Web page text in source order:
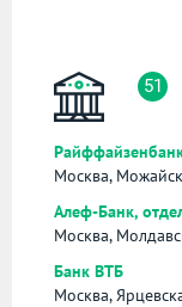
51
Москва,
Алеф-Банк,
Москва,
Банк ВТБ
Москва,